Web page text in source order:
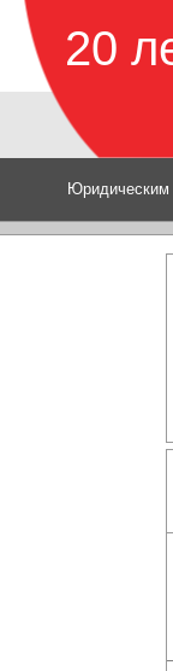
20
Юридическим